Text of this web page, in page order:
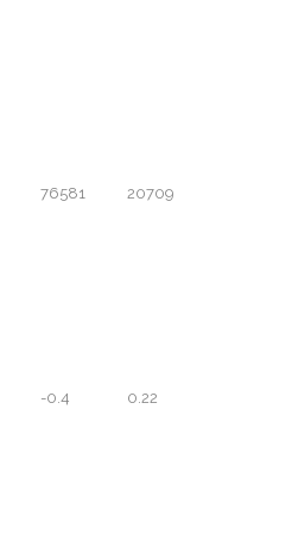
76581 20709
-0.4 0.22